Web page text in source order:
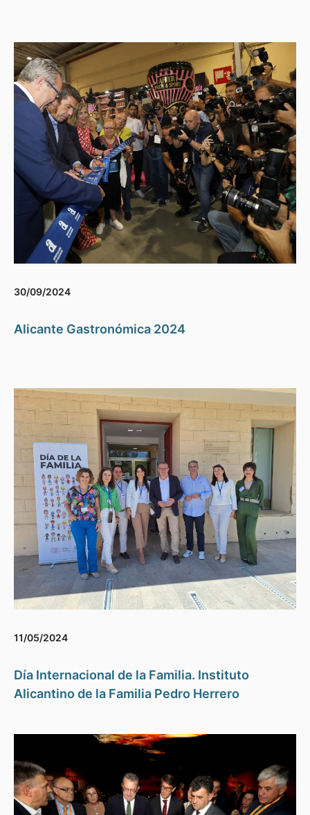
30/09/2024
Alicante Gastronómica 2024
11/05/2024
Día Internacional de la Familia. Instituto
Alicantino de la Familia Pedro Herrero